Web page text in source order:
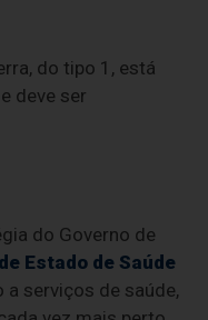
do tipo 1, está
deve ser
do Governo de
Estado de Saúde
a serviços de saúde,